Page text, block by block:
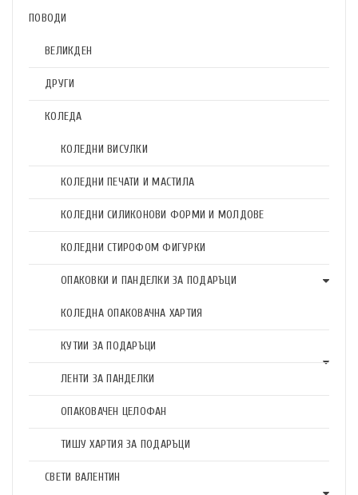
ПОВОДИ
ВЕЛИКДЕН
ДРУГИ
КОЛЕДА
КОЛЕДНИ ВИСУЛКИ
КОЛЕДНИ ПЕЧАТИ И МАСТИЛА
КОЛЕДНИ СИЛИКОНОВИ ФОРМИ И МОЛДОВЕ
КОЛЕДНИ СТИРОФОМ ФИГУРКИ
ОПАКОВКИ И ПАНДЕЛКИ ЗА ПОДАРЪЦИ
КОЛЕДНА ОПАКОВАЧНА ХАРТИЯ
КУТИИ ЗА ПОДАРЪЦИ
ЛЕНТИ ЗА ПАНДЕЛКИ
ОПАКОВАЧЕН ЦЕЛОФАН
ТИШУ ХАРТИЯ ЗА ПОДАРЪЦИ
СВЕТИ ВАЛЕНТИН